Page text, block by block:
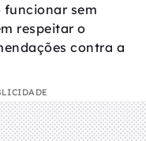
funcionar sem
respeitar o
contra a